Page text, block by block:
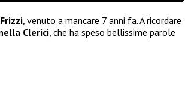
, venuto a mancare 7 anni fa. A ricordare
Clerici , che ha speso bellissime parole